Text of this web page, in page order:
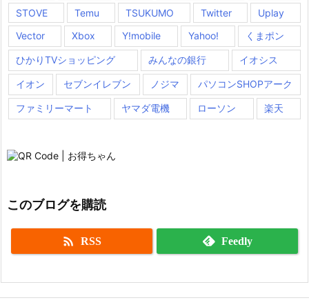
STOVE
Temu TSUKUMO Twitter
Uplay
Vector
Xbox Y!mobile Yahoo! くまポン
ひかりTVショッピング みんなの銀行 イオシス
イオン セブンイレブン ノジマ パソコンSHOPアーク
ファミリーマート ヤマダ電機 ローソン 楽天
このブログを購読
 RSS Feedly